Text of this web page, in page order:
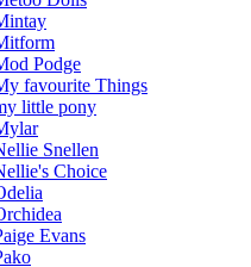
Podge
favourite Things
little pony
Snellen
Choice
Evans